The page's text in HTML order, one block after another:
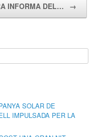
INFORMA DEL… →
SOLAR DE
IMPULSADA PER LA